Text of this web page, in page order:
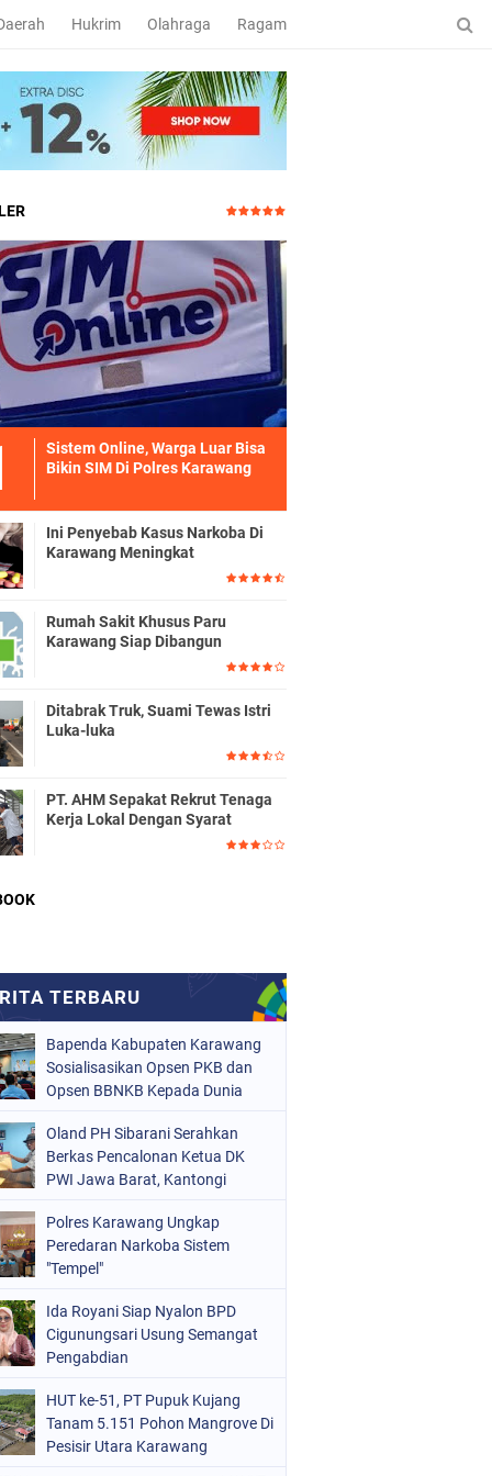
Hukrim Olahraga Ragam
Sistem Online, Warga Luar Bisa
Bikin SIM Di Polres Karawang
Ini Penyebab Kasus Narkoba Di
Karawang Meningkat
Rumah Sakit Khusus Paru
Karawang Siap Dibangun
Ditabrak Truk, Suami Tewas Istri
Luka-luka
PT. AHM Sepakat Rekrut Tenaga
Kerja Lokal Dengan Syarat
Bapenda Kabupaten Karawang
Sosialisasikan Opsen PKB dan
Opsen BBNKB Kepada Dunia
Oland PH Sibarani Serahkan
Berkas Pencalonan Ketua DK
PWI Jawa Barat, Kantongi
Polres Karawang Ungkap
Peredaran Narkoba Sistem
"Tempel"
Ida Royani Siap Nyalon BPD
Cigunungsari Usung Semangat
Pengabdian
HUT ke-51, PT Pupuk Kujang
Tanam 5.151 Pohon Mangrove Di
Pesisir Utara Karawang